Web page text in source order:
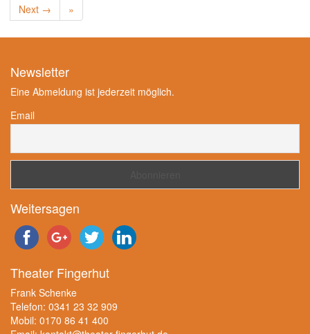
Next →
»
Newsletter
Eine Abmeldung ist jederzeit möglich.
Email
Weitersagen
Theater Fingerhut
Frank Schenke
Telefon: 0341 23 32 909
Mobil: 0170 86 41 400